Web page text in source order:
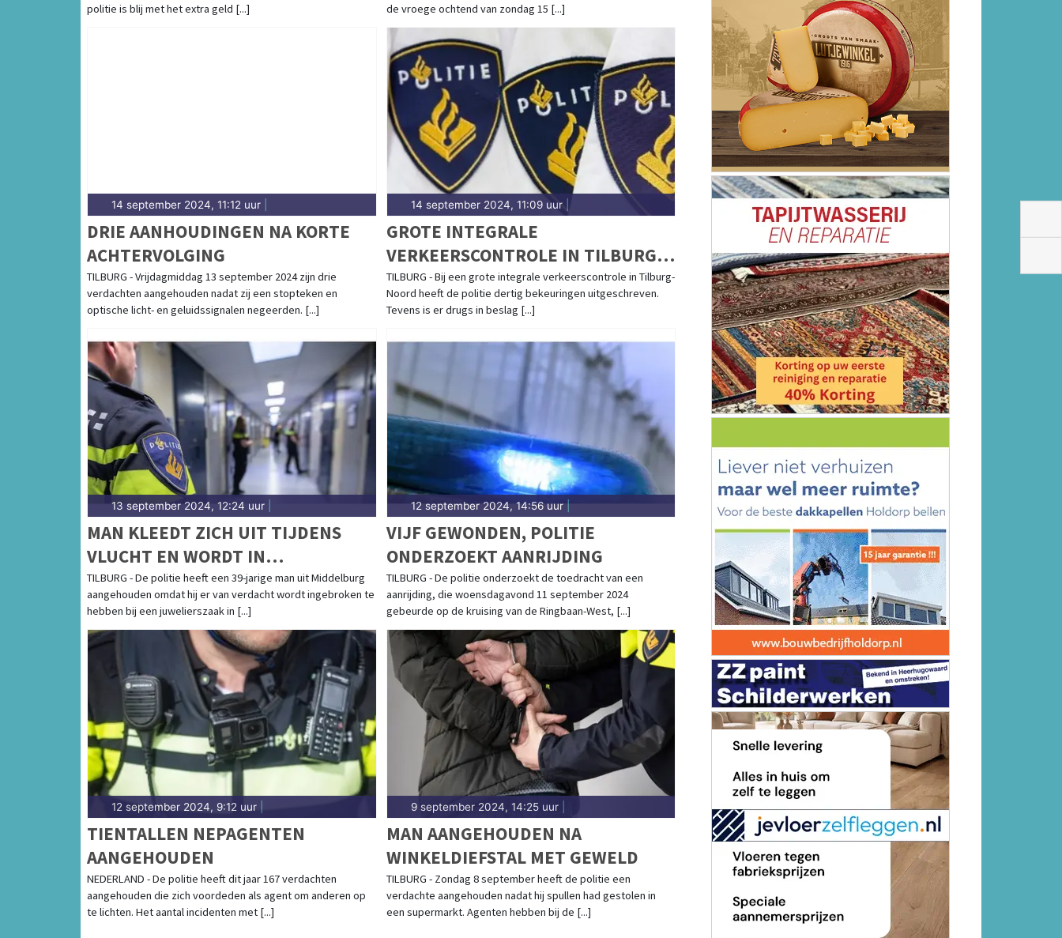
politie is blij met het extra geld [...]
de vroege ochtend van zondag 15 [...]
14 september 2024, 11:12 uur
DRIE AANHOUDINGEN NA KORTE
ACHTERVOLGING
TILBURG - Vrijdagmiddag 13 september 2024 zijn drie
verdachten aangehouden nadat zij een stopteken en
optische licht- en geluidssignalen negeerden. [...]
14 september 2024, 11:09 uur|
GROTE INTEGRALE
VERKEERSCONTROLE IN TILBURG-
NOORD
TILBURG - Bij een grote integrale verkeerscontrole in Tilburg-
Noord heeft de politie dertig bekeuringen uitgeschreven.
Tevens is er drugs in beslag [...]
13 september 2024, 12:24 uur
MAN KLEEDT ZICH UIT TIJDENS
VLUCHT EN WORDT IN
ONDERBROEK AANGEHOUDEN
TILBURG - De politie heeft een 39-jarige man uit Middelburg
aangehouden omdat hij er van verdacht wordt ingebroken te
hebben bij een juwelierszaak in [...]
12 september 2024, 14:56 uur|
VIJF GEWONDEN, POLITIE
ONDERZOEKT AANRIJDING
TILBURG - De politie onderzoekt de toedracht van een
aanrijding, die woensdagavond 11 september 2024
gebeurde op de kruising van de Ringbaan-West, [...]
12 september 2024, 9:12 uur
TIENTALLEN NEPAGENTEN
AANGEHOUDEN
NEDERLAND - De politie heeft dit jaar 167 verdachten
aangehouden die zich voordeden als agent om anderen op
te lichten. Het aantal incidenten met [...]
9 september 2024, 14:25 uur|
MAN AANGEHOUDEN NA
WINKELDIEFSTAL MET GEWELD
TILBURG - Zondag 8 september heeft de politie een
verdachte aangehouden nadat hij spullen had gestolen in
een supermarkt. Agenten hebben bij de [...]